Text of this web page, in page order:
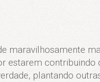
maravilhosamente
estarem
plantando